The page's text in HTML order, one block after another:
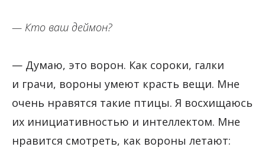
— Кто ваш деймон?
— Думаю, это ворон. Как сороки, галки
и грачи, вороны умеют красть вещи. Мне
очень нравятся такие птицы. Я восхищаюсь
их инициативностью и интеллектом. Мне
нравится смотреть, как вороны летают: